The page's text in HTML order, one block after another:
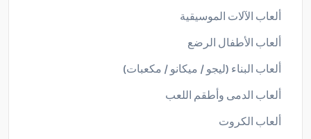
ألعاب الآلات الموسيقية
ألعاب الأطفال الرضع
ألعاب البناء (ليجو / ميكانو / مكعبات)
ألعاب الدمى وأطقم اللعب
ألعاب الكروت